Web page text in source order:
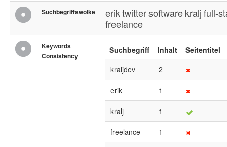
Suchbegriffswolke eriktwittersoftwarekraljfull-
freelance
Keywords
Consistency
Suchbegriff Inhalt
Seitentitel
kraljdev
2
erik 1
kralj 1
freelance 1